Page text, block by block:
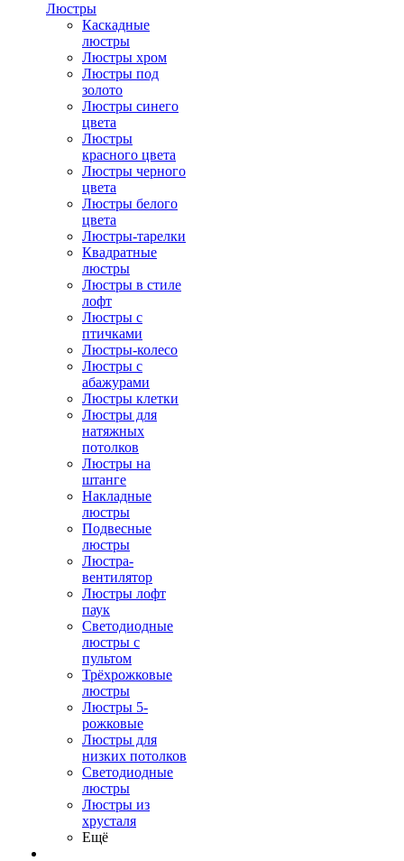
Люстры
Каскадные
люстры
Люстры хром
Люстры под
золото
Люстры синего
цвета
Люстры
красного цвета
Люстры черного
цвета
Люстры белого
цвета
Люстры-тарелки
Квадратные
люстры
Люстры в стиле
лофт
Люстры с
птичками
Люстры-колесо
Люстры с
абажурами
Люстры клетки
Люстры для
натяжных
потолков
Люстры на
штанге
Накладные
люстры
Подвесные
люстры
Люстра-
вентилятор
Люстры лофт
паук
Светодиодные
люстры с
пультом
Трёхрожковые
люстры
Люстры 5-
рожковые
Люстры для
низких потолков
Cветодиодные
люстры
Люстры из
хрусталя
Ещё